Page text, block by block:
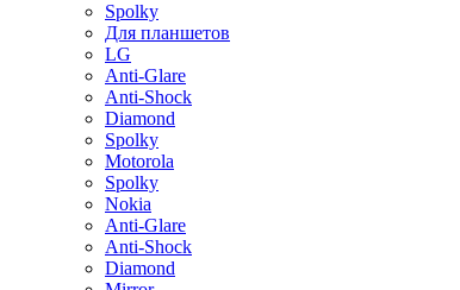
Spolky
Для планшетов
LG
Anti-Glare
Anti-Shock
Diamond
Spolky
Motorola
Spolky
Nokia
Anti-Glare
Anti-Shock
Diamond